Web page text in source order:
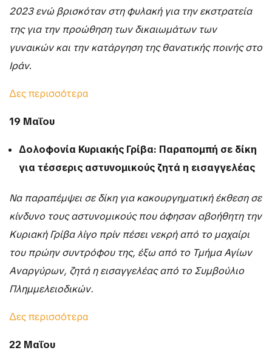
2023 ενώ βρισκόταν στη φυλακή για την εκστρατεία
της για την προώθηση των δικαιωμάτων των
γυναικών και την κατάργηση της θανατικής ποινής στο
Ιράν.
Δες περισσότερα
19 Μαΐου
Δολοφονία Κυριακής Γρίβα: Παραπομπή σε δίκη
για τέσσερις αστυνομικούς ζητά η εισαγγελέας
Να παραπέμψει σε δίκη για κακουργηματική έκθεση σε
κίνδυνο τους αστυνομικούς που άφησαν αβοήθητη την
Κυριακή Γρίβα λίγο πρίν πέσει νεκρή από το μαχαίρι
του πρώην συντρόφου της, έξω από το Τμήμα Αγίων
Αναργύρων, ζητά η εισαγγελέας από το Συμβούλιο
Πλημμελειοδικών.
Δες περισσότερα
22 Μαΐου